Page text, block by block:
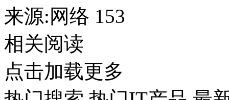
来源:网络 153
相关阅读
点击加载更多